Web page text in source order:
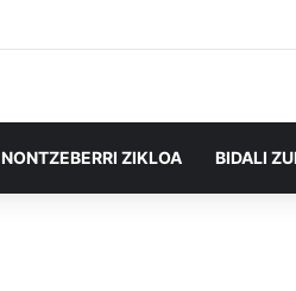
NONTZEBERRI ZIKLOA BIDALI